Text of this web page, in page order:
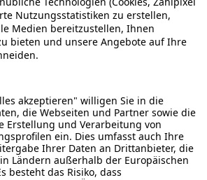
Impressum
2 Jahre Garantie
Was ist B-Ware
& Abholung
Zahlungsarten
Preisempfehlung. 2) Als B- oder C-Ware werden